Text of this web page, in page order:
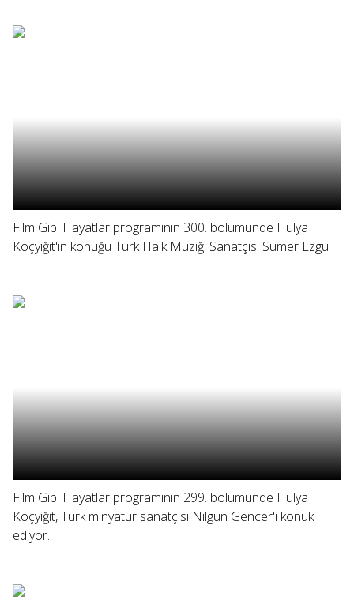
Film Gibi Hayatlar programının 300. bölümünde Hülya
Koçyiğit'in konuğu Türk Halk Müziği Sanatçısı Sümer Ezgü.
Film Gibi Hayatlar programının 299. bölümünde Hülya
Koçyiğit, Türk minyatür sanatçısı Nilgün Gencer'i konuk
ediyor.